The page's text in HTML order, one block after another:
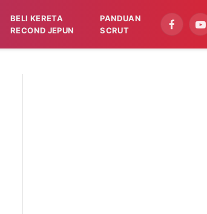
BELI KERETA
RECOND JEPUN
PANDUAN
SCRUT